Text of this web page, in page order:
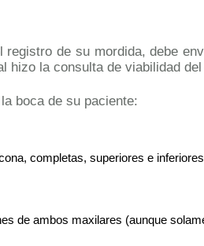
de su mordida, debe
hizo la consulta de viabilidad
boca de su paciente:
completas, superiores e
de ambos maxilares (aunque